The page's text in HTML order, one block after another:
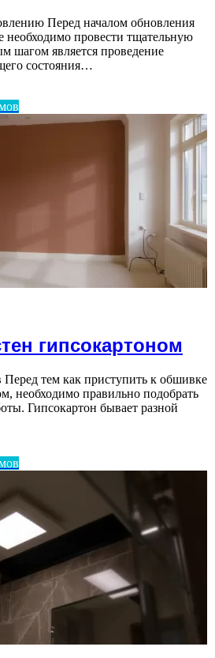
Перед началом обновления
необходимо провести тщательную
шагом является проведение
состояния…
гипсокартоном
тем как приступить к обшивке
необходимо правильно подобрать
Гипсокартон бывает разной